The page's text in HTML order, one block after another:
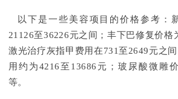
以下是一些美容项目的价格参考：
21126至36226元之间；丰下巴修复价格
激光治疗灰指甲费用在731至2649元之
用约为4216至13686元；玻尿酸微雕
等。